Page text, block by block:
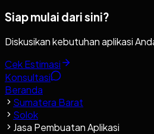
Siap mulai dari sini?
Diskusikan kebutuhan aplikasi
Cek Estimasi
Konsultasi
Beranda
Sumatera Barat
Solok
Jasa Pembuatan Aplikasi